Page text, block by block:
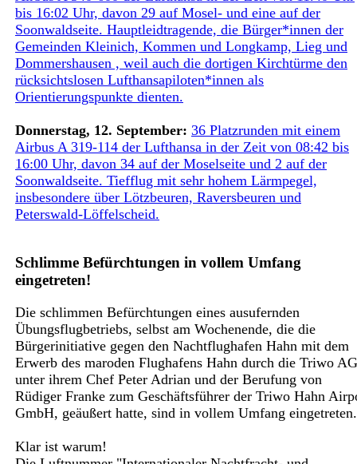
bis 16:02 Uhr, davon 29 auf Mosel- und eine auf der
Soonwaldseite. Hauptleidtragende, die Bürger*innen der
Gemeinden Kleinich, Kommen und Longkamp, Lieg und
Dommershausen , weil auch die dortigen Kirchtürme den
rücksichtslosen Lufthansapiloten*innen als
Orientierungspunkte dienten.
Donnerstag, 12. September: 36 Platzrunden mit einem
Airbus A 319-114 der Lufthansa in der Zeit von 08:42 bis
16:00 Uhr, davon 34 auf der Moselseite und 2 auf der
Soonwaldseite. Tiefflug mit sehr hohem Lärmpegel,
insbesondere über Lötzbeuren, Raversbeuren und
Peterswald-Löffelscheid.
Schlimme Befürchtungen in vollem Umfang
eingetreten!
Die schlimmen Befürchtungen eines ausufernden
Übungsflugbetriebs, selbst am Wochenende, die die
Bürgerinitiative gegen den Nachtflughafen Hahn mit dem
Erwerb des maroden Flughafens Hahn durch die Triwo AG
unter ihrem Chef Peter Adrian und der Berufung von
Rüdiger Franke zum Geschäftsführer der Triwo Hahn
GmbH, geäußert hatte, sind in vollem Umfang eingetreten.
Klar ist warum!